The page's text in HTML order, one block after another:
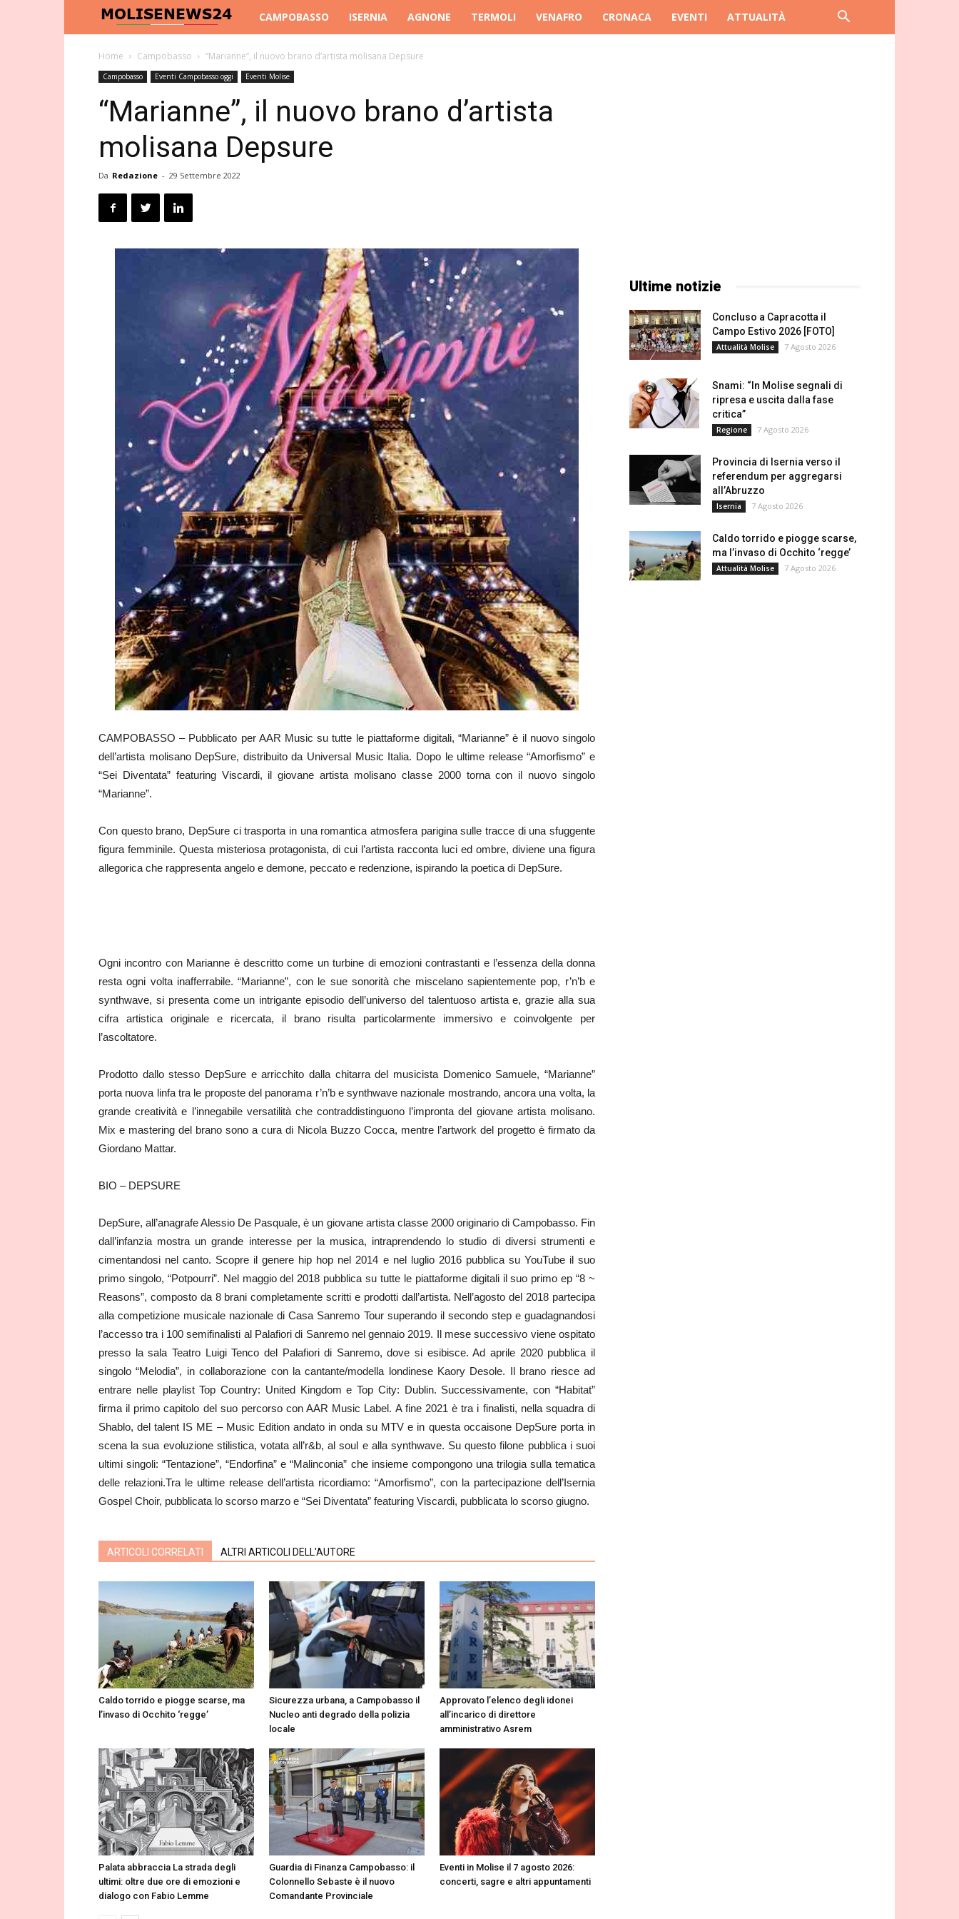
Molise
News
24
CAMPOBASSO ISERNIA AGNONE TERMOLI VENAFRO CRONACA EVENTI ATTUALITÀ
Home Campobasso “Marianne”, il nuovo brano d’artista molisana Depsure
Campobasso Eventi Campobasso oggi Eventi Molise
“Marianne”, il nuovo brano d’artista
molisana Depsure
Da Redazione - 29 Settembre 2022
CAMPOBASSO – Pubblicato per AAR Music su tutte le piattaforme digitali, “Marianne” è il nuovo singolo
dell’artista molisano DepSure, distribuito da Universal Music Italia. Dopo le ultime release “Amorfismo” e
“Sei Diventata” featuring Viscardi, il giovane artista molisano classe 2000 torna con il nuovo singolo
“Marianne”.
Con questo brano, DepSure ci trasporta in una romantica atmosfera parigina sulle tracce di una sfuggente
figura femminile. Questa misteriosa protagonista, di cui l’artista racconta luci ed ombre, diviene una figura
allegorica che rappresenta angelo e demone, peccato e redenzione, ispirando la poetica di DepSure.
Ogni incontro con Marianne è descritto come un turbine di emozioni contrastanti e l’essenza della donna
resta ogni volta inafferrabile. “Marianne”, con le sue sonorità che miscelano sapientemente pop, r’n’b e
synthwave, si presenta come un intrigante episodio dell’universo del talentuoso artista e, grazie alla sua
cifra artistica originale e ricercata, il brano risulta particolarmente immersivo e coinvolgente per
l’ascoltatore.
Prodotto dallo stesso DepSure e arricchito dalla chitarra del musicista Domenico Samuele, “Marianne”
porta nuova linfa tra le proposte del panorama r’n’b e synthwave nazionale mostrando, ancora una volta, la
grande creatività e l’innegabile versatilità che contraddistinguono l’impronta del giovane artista molisano.
Mix e mastering del brano sono a cura di Nicola Buzzo Cocca, mentre l’artwork del progetto è firmato da
Giordano Mattar.
BIO – DEPSURE
DepSure, all’anagrafe Alessio De Pasquale, è un giovane artista classe 2000 originario di Campobasso. Fin
dall’infanzia mostra un grande interesse per la musica, intraprendendo lo studio di diversi strumenti e
cimentandosi nel canto. Scopre il genere hip hop nel 2014 e nel luglio 2016 pubblica su YouTube il suo
primo singolo, “Potpourri”. Nel maggio del 2018 pubblica su tutte le piattaforme digitali il suo primo ep “8 ~
Reasons”, composto da 8 brani completamente scritti e prodotti dall’artista. Nell’agosto del 2018 partecipa
alla competizione musicale nazionale di Casa Sanremo Tour superando il secondo step e guadagnandosi
l’accesso tra i 100 semifinalisti al Palafiori di Sanremo nel gennaio 2019. Il mese successivo viene ospitato
presso la sala Teatro Luigi Tenco del Palafiori di Sanremo, dove si esibisce. Ad aprile 2020 pubblica il
singolo “Melodia”, in collaborazione con la cantante/modella londinese Kaory Desole. Il brano riesce ad
entrare nelle playlist Top Country: United Kingdom e Top City: Dublin. Successivamente, con “Habitat”
firma il primo capitolo del suo percorso con AAR Music Label. A fine 2021 è tra i finalisti, nella squadra di
Shablo, del talent IS ME – Music Edition andato in onda su MTV e in questa occaisone DepSure porta in
scena la sua evoluzione stilistica, votata all’r&b, al soul e alla synthwave. Su questo filone pubblica i suoi
ultimi singoli: “Tentazione”, “Endorfina” e “Malinconia” che insieme compongono una trilogia sulla tematica
delle relazioni.Tra le ultime release dell’artista ricordiamo: “Amorfismo”, con la partecipazione dell’Isernia
Gospel Choir, pubblicata lo scorso marzo e “Sei Diventata” featuring Viscardi, pubblicata lo scorso giugno.
ARTICOLI CORRELATI ALTRI ARTICOLI DELL'AUTORE
Caldo torrido e piogge scarse, ma
l’invaso di Occhito ‘regge’
Sicurezza urbana, a Campobasso il
Nucleo anti degrado della polizia
locale
Approvato l’elenco degli idonei
all’incarico di direttore
amministrativo Asrem
Palata abbraccia La strada degli
ultimi: oltre due ore di emozioni e
dialogo con Fabio Lemme
Guardia di Finanza Campobasso: il
Colonnello Sebaste è il nuovo
Comandante Provinciale
Eventi in Molise il 7 agosto 2026:
concerti, sagre e altri appuntamenti
Ultime notizie
Concluso a Capracotta il
Campo Estivo 2026 [FOTO]
Attualità Molise 7 Agosto 2026
Snami: “In Molise segnali di
ripresa e uscita dalla fase
critica”
Regione 7 Agosto 2026
Provincia di Isernia verso il
referendum per aggregarsi
all’Abruzzo
Isernia 7 Agosto 2026
Caldo torrido e piogge scarse,
ma l’invaso di Occhito ‘regge’
Attualità Molise 7 Agosto 2026